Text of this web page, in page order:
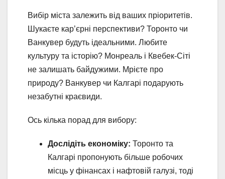
Вибір міста залежить від ваших пріоритетів.
Шукаєте кар’єрні перспективи? Торонто чи
Ванкувер будуть ідеальними. Любите
культуру та історію? Монреаль і Квебек-Сіті
не залишать байдужими. Мрієте про
природу? Ванкувер чи Калгарі подарують
незабутні краєвиди.
Ось кілька порад для вибору:
Дослідіть економіку: Торонто та
Калгарі пропонують більше робочих
місць у фінансах і нафтовій галузі, тоді